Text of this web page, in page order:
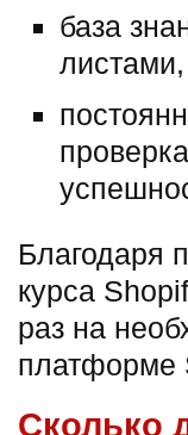
база
Благодаря
курса
раз на
платформе
Сколько